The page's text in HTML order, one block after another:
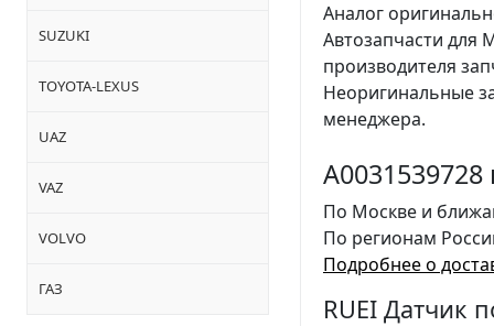
SUZUKI
TOYOTA-LEXUS
UAZ
VAZ
VOLVO
ГАЗ
Аналог
Автозапчасти для
производителя
Неоригинальные
менеджера.
По Москве и
По регионам
Подробнее о
RUEI Датчик